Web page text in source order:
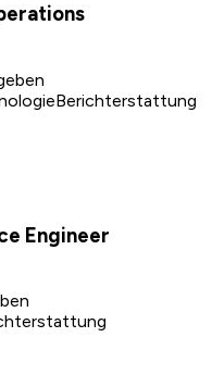
Berichterstattung
Engineer